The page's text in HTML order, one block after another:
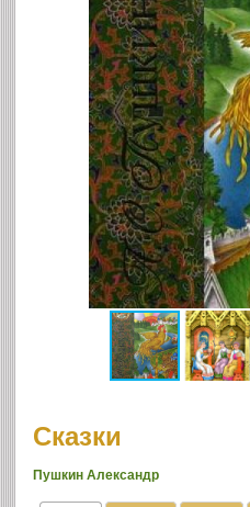
Сказки
Пушкин Александр